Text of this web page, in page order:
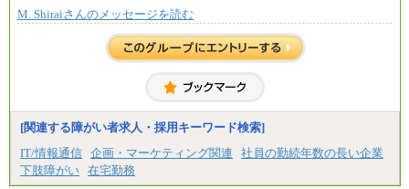
※上記に加え、所定労働時間外に勤務をした場
※試用期間中も給与に変更はございません。
＜募集各社・全職種共通＞
月給21万円以上～
※試用期間中の給与に変更はありません。
ます。
M. Shiraiさんのメッセージを読む
[関連する障がい者求人・採用キーワード検索]
IT/情報通信 企画・マーケティング関連
社員の勤続年数の長い企業
下肢障がい 在宅勤務